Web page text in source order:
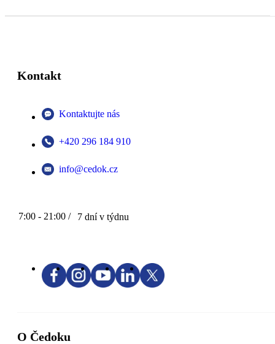
Kontakt
Kontaktujte nás
+420 296 184 910
info@cedok.cz
7:00 - 21:00 / 7 dní v týdnu
O Čedoku